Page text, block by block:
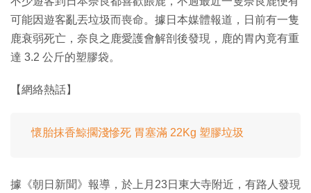
可能因遊客亂丟垃圾而喪命。據日本媒體報道，日前有一隻
鹿衰弱死亡，奈良之鹿愛護會解剖後發現，鹿的胃內竟有重
達 3.2 公斤的塑膠袋。
【網絡熱話】
懷胎抹香鯨擱淺慘死 胃塞滿 22Kg 塑膠垃圾
據《朝日新聞》報導，於上月23日東大寺附近，有路人發現